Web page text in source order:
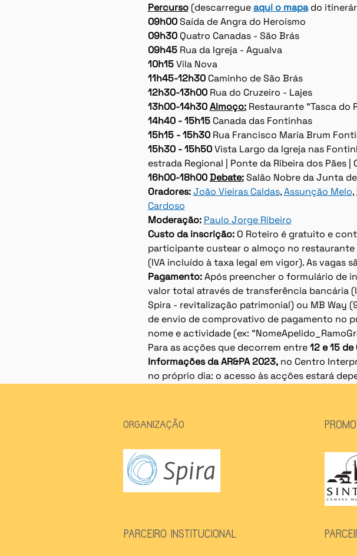
Percurso (descarregue aqui o mapa do
09h00 Saída de Angra do Heroísmo
09h30 Quatro Canadas - São Brás
09h45 Rua da Igreja - Agualva
10h15 Vila Nova
11h45-12h30 Caminho de São Brás
12h30-13h00 Rua do Cruzeiro - Lajes
13h00-14h30 Almoço: Restaurante "Tasca do
14h40 - 15h15 Canada das Fontinhas
15h15 - 15h30 Rua Francisco Maria Brum
15h30 - 15h50 Vista Largo da Igreja nas
estrada Regional | Ponte da Ribeira dos Pães |
16h00-18h00 Debate: Salão Nobre da Junta
Oradores: João Vieiras Caldas, Assunção Melo,
Cardoso
Moderação: Paulo Jorge Ribeiro
Custo da inscrição: O Roteiro é gratuito e
participante custear o almoço no restaurante
(IVA incluído à taxa legal em vigor). As vagas
Pagamento: Após preencher o formulário de
valor total através de transferência bancária
Spira - revitalização patrimonial) ou MB Way
de envio de comprovativo de pagamento no
nome e actividade (ex:
Para as acções que decorrem entre 12 e 15
Informações da AR&PA 2023, no Centro
no próprio dia: o acesso às acções estará
ORGANIZAÇÃO
PARCEIRO INSTITUCIONAL